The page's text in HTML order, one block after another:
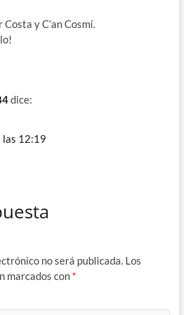
y C’an Cosmí.
dice:
las 12:19
no será publicada. Los
marcados con *